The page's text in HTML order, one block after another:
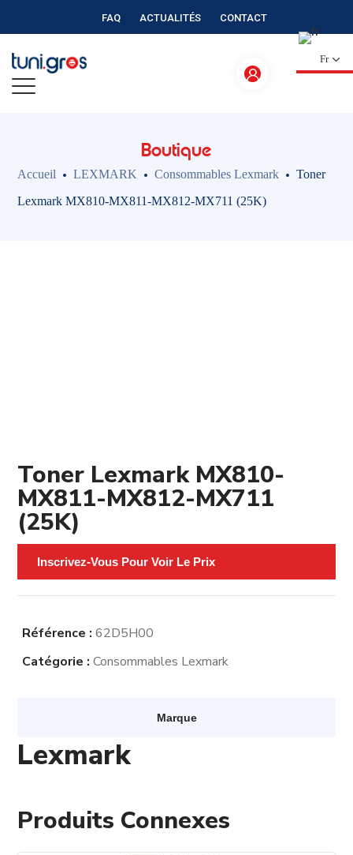
FAQ ACTUALITÉS CONTACT
Fr
Boutique
Accueil LEXMARK Consommables Lexmark
Toner
Lexmark MX810-MX811-MX812-MX711 (25K)
Toner Lexmark MX810-
MX811-MX812-MX711
(25K)
Inscrivez-Vous Pour Voir Le Prix
Référence :62D5H00
Catégorie :Consommables Lexmark
Marque
Lexmark
Produits Connexes